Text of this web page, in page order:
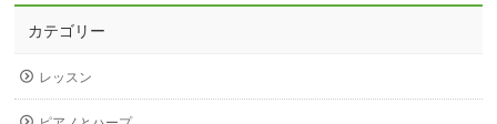
カテゴリー
レッスン